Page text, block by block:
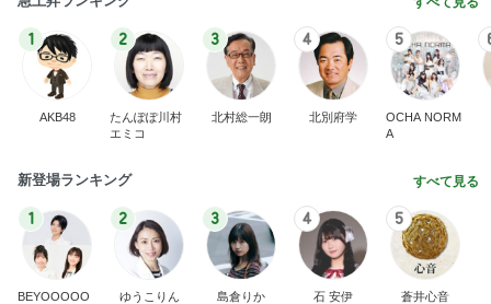
1
AKB48
2
たんぽぽ川村
エミコ
3
北村総一朗
4
北別府学
5
OCHA NORM
A
新登場ランキング すべて見る
1
BEYOOOOO
2
ゆうこりん
3
島倉りか
4
石 安伊
5
蒼井心音